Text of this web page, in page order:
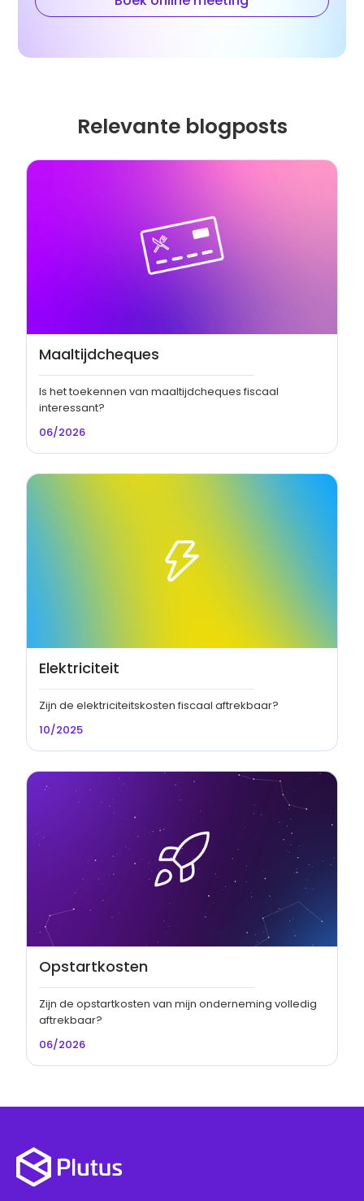
Relevante blogposts
Maaltijdcheques
Is het toekennen van maaltijdcheques fiscaal
interessant?
06/2026
Elektriciteit
Zijn de elektriciteitskosten fiscaal aftrekbaar?
10/2025
Opstartkosten
Zijn de opstartkosten van mijn onderneming volledig
aftrekbaar?
06/2026